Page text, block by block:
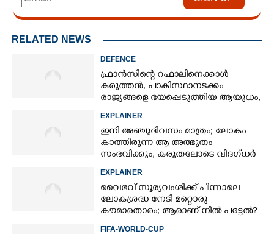
RELATED NEWS
DEFENCE
ഫ്രാൻസിന്റെ റഫാലിനെക്കാൾ
കരുത്തൻ,​ പാകിസ്ഥാനടക്കം
രാജ്യങ്ങളെ ഭയപ്പെടുത്തിയ ആയുധം,​
EXPLAINER
ഇനി അഞ്ചുദിവസം മാത്രം; ലോകം
കാത്തിരുന്ന ആ അത്ഭുതം
സംഭവിക്കും, കരുതലോടെ വിദഗ്ധർ
EXPLAINER
വൈഭവ് സൂര്യവംശിക്ക് പിന്നാലെ
ലോകശ്രദ്ധ നേടി മറ്റൊരു
കൗമാരതാരം; ആരാണ് നീൽ പട്ടേൽ?
FIFA-WORLD-CUP